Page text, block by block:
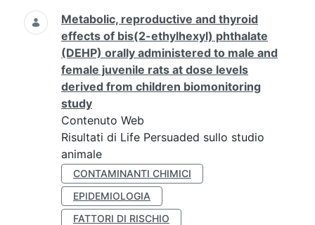
Ricerca
Metabolic, reproductive and thyroid
effects of bis(2-ethylhexyl) phthalate
(DEHP) orally administered to male and
female juvenile rats at dose levels
derived from children biomonitoring
study
Contenuto Web
Risultati di Life Persuaded sullo studio
animale
CONTAMINANTI CHIMICI
EPIDEMIOLOGIA
FATTORI DI RISCHIO